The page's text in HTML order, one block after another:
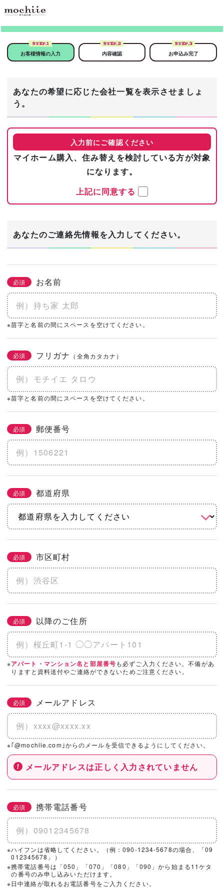
STEP.1
お客様情報の入力
STEP.2
内容確認
STEP.3
お申込み完了
あなたの希望に応じた会社一覧を表示させましょ
う。
入力前にご確認ください
マイホーム購入、住み替えを検討している方が対象
になります。
上記に同意する
必須 あなたの生年月日
必須 土地の有無
なし あり 購入予定がある
0㎡
2/3 必須 こだわりをチェック
機能
省エネ・エコ
防音
そのほかのこだわりを見る
3/3
必須 「カタログ請求」「相談・見学」したい会
社を選択！
基本情報とこだわりの条件を設定いただくと、
こちらのエリアにハウスメーカー・工務店が表示されます。
あなたのご連絡先情報を入力してください。
必須 お名前
※苗字と名前の間にスペースを空けてください。
必須 フリガナ （全角カタカナ）
※苗字と名前の間にスペースを空けてください。
必須 郵便番号
必須 都道府県
必須 市区町村
必須 以降のご住所
※アパート・マンション名と部屋番号も必ずご入力ください。不備があ
りますと資料送付やご連絡ができないためご注意ください。
必須 メールアドレス
※｢@mochiie.com｣からのメールを受信できるようにしてください。
メールアドレスは正しく入力されていません
必須 携帯電話番号
※ハイフンは省略してください。（例：090-1234-5678の場合、「09
012345678」）
※携帯電話番号は「050」「070」「080」「090」から始まる11ケタ
の番号のみ申し込みいただけます。
※日中連絡が取れるお電話番号をご入力ください。